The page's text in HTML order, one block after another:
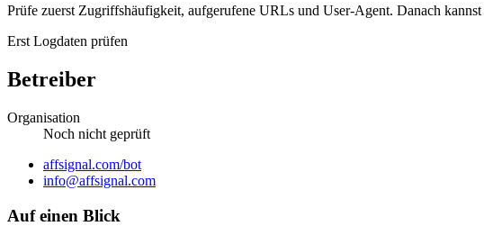
Prüfe zuerst Zugriffshäufigkeit, aufgerufene URLs und User-Agent. Danach
Erst Logdaten prüfen
Betreiber
Organisation
Noch nicht geprüft
Website
affsignal.com/bot
E-
info@affsignal.com
Auf einen Blick